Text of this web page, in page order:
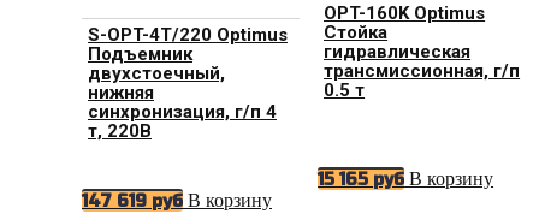
S-OPT-4T/220 Optimus
Подъемник
двухстоечный,
нижняя
синхронизация, г/п 4
т, 220В
147 619 руб В корзину
OPT-160K Optimus
Стойка
гидравлическая
трансмиссионная, г/п
0.5 т
15 165 руб В корзину